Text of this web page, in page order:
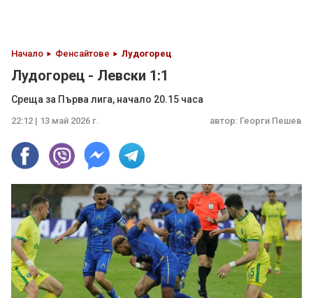
Начало Фенсайтове Лудогорец
Лудогорец - Левски 1:1
Среща за Първа лига, начало 20.15 часа
22:12 | 13 май 2026 г. автор: Георги Пешев